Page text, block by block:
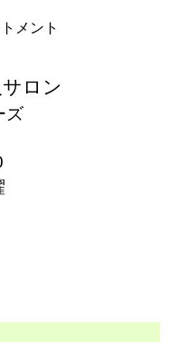
メント
ロン
ズ